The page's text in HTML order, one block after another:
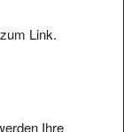
zum Link.
Ihre